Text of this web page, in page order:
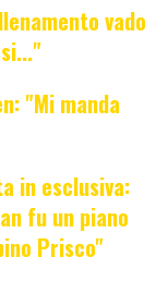
vado
"Mi manda
in esclusiva:
fu un piano
Prisco"